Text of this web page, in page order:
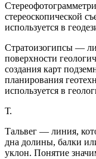
стереоскопической
используется в
Стратоизогипсы —
поверхности
создания карт
планирования
используется в
Т.
Тальвег — линия,
дна долины, балки
уклон. Понятие